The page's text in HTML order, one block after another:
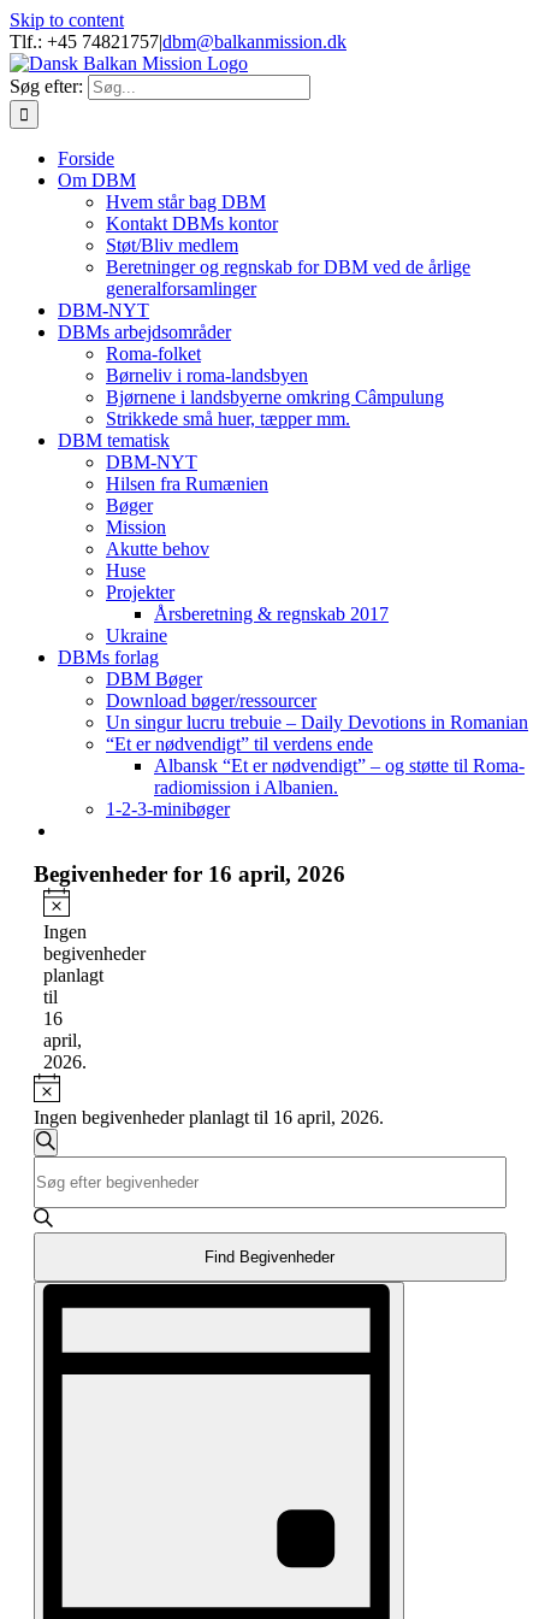
Skip to content
Tlf.: +45 74821757|dbm@balkanmission.dk
Søg efter:
Forside
Om DBM
Hvem står bag DBM
Kontakt DBMs kontor
Støt/Bliv medlem
Beretninger og regnskab for DBM ved de årlige
generalforsamlinger
DBM-NYT
DBMs arbejdsområder
Roma-folket
Børneliv i roma-landsbyen
Bjørnene i landsbyerne omkring Câmpulung
Strikkede små huer, tæpper mm.
DBM tematisk
DBM-NYT
Hilsen fra Rumænien
Bøger
Mission
Akutte behov
Huse
Projekter
Årsberetning & regnskab 2017
Ukraine
DBMs forlag
DBM Bøger
Download bøger/ressourcer
Un singur lucru trebuie – Daily Devotions in Romanian
“Et er nødvendigt” til verdens ende
Albansk “Et er nødvendigt” – og støtte til Roma-
radiomission i Albanien.
1-2-3-minibøger
Begivenheder for 16 april, 2026
Notice
Ingen
begivenheder
planlagt
til
16
april,
2026.
Notice
Ingen begivenheder planlagt til 16 april, 2026.
Begivenheder
Søgning
og
visninger
Navigation
Søg
efter
nøgleord.
Søg
efter
på
nøgleord.
Find Begivenheder
Begivenhed
Navigation